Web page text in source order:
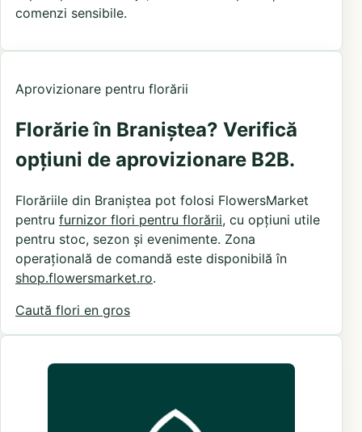
comenzi sensibile.
Aprovizionare pentru florării
Florărie în Braniștea? Verifică
opțiuni de aprovizionare B2B.
Florăriile din Braniștea pot folosi FlowersMarket
pentru furnizor flori pentru florării, cu opțiuni utile
pentru stoc, sezon și evenimente. Zona
operațională de comandă este disponibilă în
shop.flowersmarket.ro.
Caută flori en gros